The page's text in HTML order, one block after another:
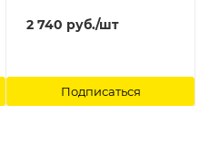
2 740 руб./шт
Подписаться